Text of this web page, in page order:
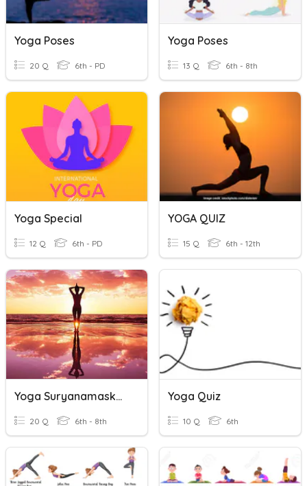
Yoga Poses
20 Q 6th - PD
Yoga Poses
13 Q 6th - 8th
Yoga Special
12 Q 6th - PD
YOGA QUIZ
15 Q 6th - 12th
Yoga Suryanamaskara
20 Q 6th - 8th
Yoga Quiz
10 Q 6th